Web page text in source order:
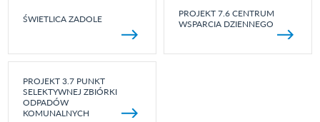
ŚWIETLICA ZADOLE
PROJEKT 7.6 CENTRUM
WSPARCIA DZIENNEGO
PROJEKT 3.7 PUNKT
SELEKTYWNEJ ZBIÓRKI
ODPADÓW
KOMUNALNYCH